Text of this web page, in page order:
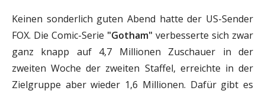
Keinen sonderlich guten Abend hatte der US-Sender
FOX. Die Comic-Serie "Gotham" verbesserte sich zwar
ganz knapp auf 4,7 Millionen Zuschauer in der
zweiten Woche der zweiten Staffel, erreichte in der
Zielgruppe aber wieder 1,6 Millionen. Dafür gibt es